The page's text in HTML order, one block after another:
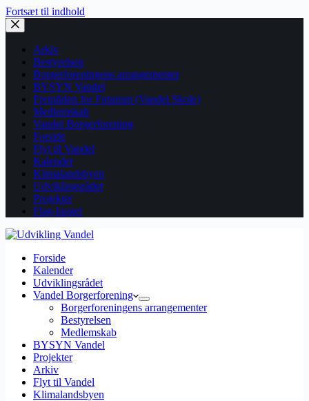
Fortsæt til indhold
Arkiv
Bestyrelsen
Borgerforeningens arrangementer
BYSYN Vandel
Fremtiden for Futurum (Vandel Skole)
Medlemskab
Vandel Borgerforening
Forside
Flyt til Vandel
Kalender
Klimalandsbyen
Udviklingsrådet
Projekter
Flag-lauget
Forside
Kalender
Udviklingsrådet
Vandel Borgerforening
Borgerforeningens arrangementer
Bestyrelsen
Medlemskab
BYSYN Vandel
Projekter
Arkiv
Flyt til Vandel
Klimalandsbyen